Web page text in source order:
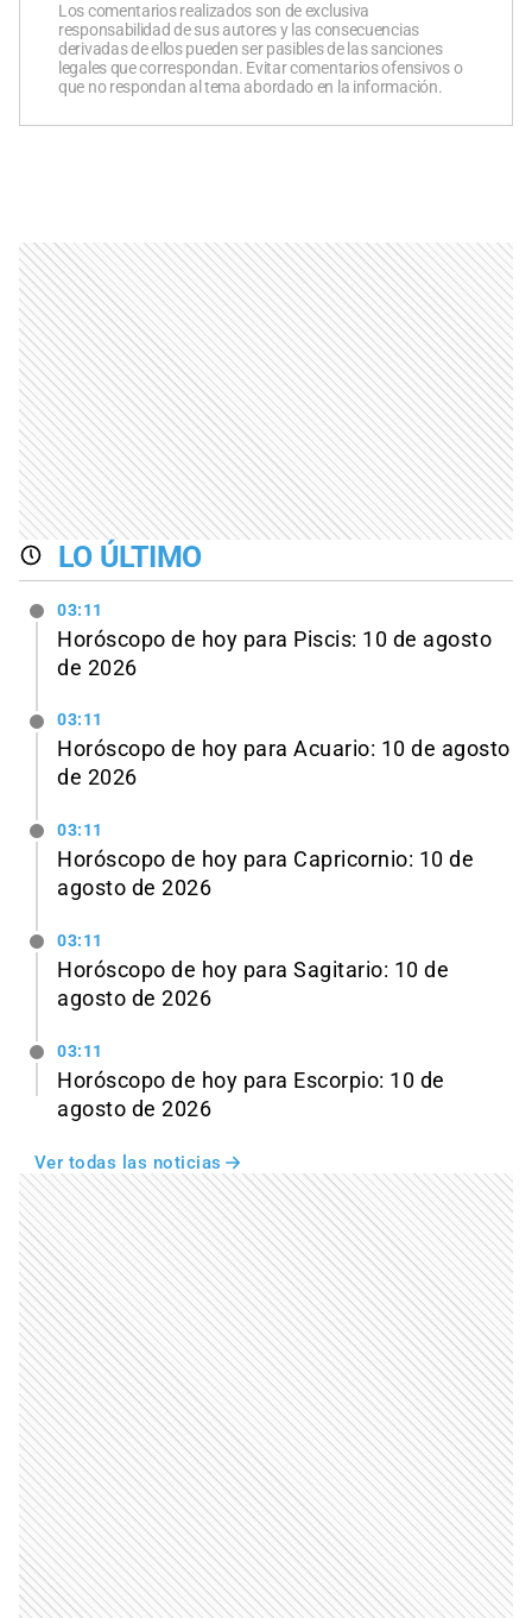
Los comentarios realizados son de exclusiva
responsabilidad de sus autores y las consecuencias
derivadas de ellos pueden ser pasibles de las sanciones
legales que correspondan. Evitar comentarios ofensivos o
que no respondan al tema abordado en la información.
LO ÚLTIMO
03:11
Horóscopo de hoy para Piscis: 10 de agosto
de 2026
03:11
Horóscopo de hoy para Acuario: 10 de agosto
de 2026
03:11
Horóscopo de hoy para Capricornio: 10 de
agosto de 2026
03:11
Horóscopo de hoy para Sagitario: 10 de
agosto de 2026
03:11
Horóscopo de hoy para Escorpio: 10 de
agosto de 2026
Ver todas las noticias